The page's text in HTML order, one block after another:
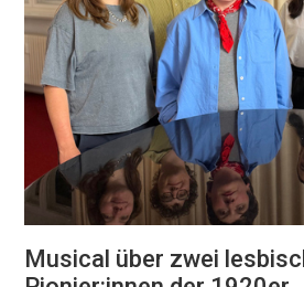
Musical über zwei